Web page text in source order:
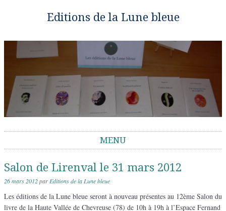
Editions de la Lune bleue
MENU
Salon de Lirenval le 31 mars 2012
26 mars 2012parEditions de la Lune bleue
Les éditions de la Lune bleue seront à nouveau présentes au 12ème Salon du
livre de la Haute Vallée de Chevreuse (78) de 10h à 19h à l’Espace Fernand